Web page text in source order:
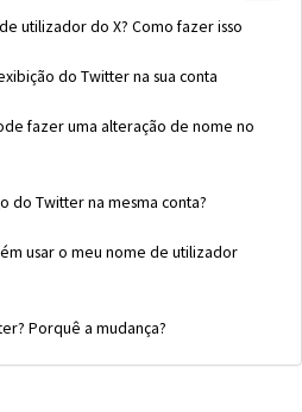
utilizador do X? Como fazer isso
do Twitter na sua conta
fazer uma alteração de nome no
do Twitter na mesma conta?
usar o meu nome de utilizador
Porquê a mudança?